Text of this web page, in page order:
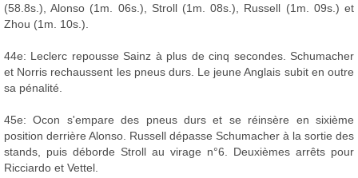
(58.8s.), Alonso (1m. 06s.), Stroll (1m. 08s.), Russell (1m. 09s.) et
Zhou (1m. 10s.).
44e: Leclerc repousse Sainz à plus de cinq secondes. Schumacher
et Norris rechaussent les pneus durs. Le jeune Anglais subit en outre
sa pénalité.
45e: Ocon s'empare des pneus durs et se réinsère en sixième
position derrière Alonso. Russell dépasse Schumacher à la sortie des
stands, puis déborde Stroll au virage n°6. Deuxièmes arrêts pour
Ricciardo et Vettel.